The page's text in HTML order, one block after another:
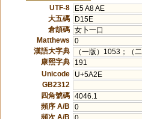
UTF-8
E5 A8 AE
大五碼
D15E
倉頡碼 女卜一口
Matthews
0
漢語大字典
（一版）1053；（
康熙字典
191
Unicode
U+5A2E
GB2312
四角號碼 4046.1
頻序 A/B
0
頻次 A/B